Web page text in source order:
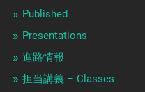
Published
Presentations
進路情報
担当講義 – Classes